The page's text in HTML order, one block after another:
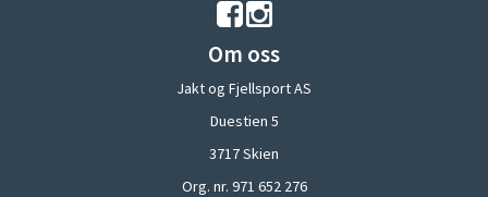
Om oss
Jakt og Fjellsport AS
Duestien 5
3717 Skien
Org. nr. 971 652 276